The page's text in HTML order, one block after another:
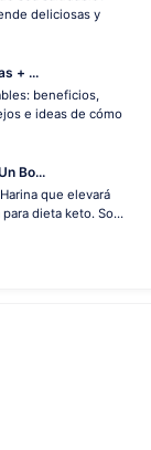
deliciosas y
+ ...
beneficios,
e ideas de cómo
Bo...
que elevará
dieta keto. So...